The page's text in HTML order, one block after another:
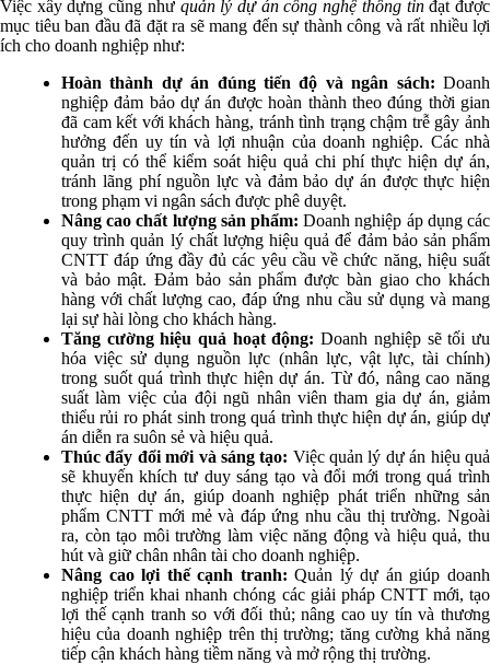
Việc xây dựng cũng như quản lý dự án công nghệ thông tinđạt được
mục tiêu ban đầu đã đặt ra sẽ mang đến sự thành công và rất nhiều lợi
ích cho doanh nghiệp như:
Hoàn thành dự án đúng tiến độ và ngân sách: Doanh
nghiệp đảm bảo dự án được hoàn thành theo đúng thời gian
đã cam kết với khách hàng, tránh tình trạng chậm trễ gây ảnh
hưởng đến uy tín và lợi nhuận của doanh nghiệp. Các nhà
quản trị có thể kiểm soát hiệu quả chi phí thực hiện dự án,
tránh lãng phí nguồn lực và đảm bảo dự án được thực hiện
trong phạm vi ngân sách được phê duyệt.
Nâng cao chất lượng sản phẩm: Doanh nghiệp áp dụng các
quy trình quản lý chất lượng hiệu quả để đảm bảo sản phẩm
CNTT đáp ứng đầy đủ các yêu cầu về chức năng, hiệu suất
và bảo mật. Đảm bảo sản phẩm được bàn giao cho khách
hàng với chất lượng cao, đáp ứng nhu cầu sử dụng và mang
lại sự hài lòng cho khách hàng.
Tăng cường hiệu quả hoạt động: Doanh nghiệp sẽ tối ưu
hóa việc sử dụng nguồn lực (nhân lực, vật lực, tài chính)
trong suốt quá trình thực hiện dự án. Từ đó, nâng cao năng
suất làm việc của đội ngũ nhân viên tham gia dự án, giảm
thiểu rủi ro phát sinh trong quá trình thực hiện dự án, giúp dự
án diễn ra suôn sẻ và hiệu quả.
Thúc đẩy đổi mới và sáng tạo: Việc quản lý dự án hiệu quả
sẽ khuyến khích tư duy sáng tạo và đổi mới trong quá trình
thực hiện dự án, giúp doanh nghiệp phát triển những sản
phẩm CNTT mới mẻ và đáp ứng nhu cầu thị trường. Ngoài
ra, còn tạo môi trường làm việc năng động và hiệu quả, thu
hút và giữ chân nhân tài cho doanh nghiệp.
Nâng cao lợi thế cạnh tranh: Quản lý dự án giúp doanh
nghiệp triển khai nhanh chóng các giải pháp CNTT mới, tạo
lợi thế cạnh tranh so với đối thủ; nâng cao uy tín và thương
hiệu của doanh nghiệp trên thị trường; tăng cường khả năng
tiếp cận khách hàng tiềm năng và mở rộng thị trường.